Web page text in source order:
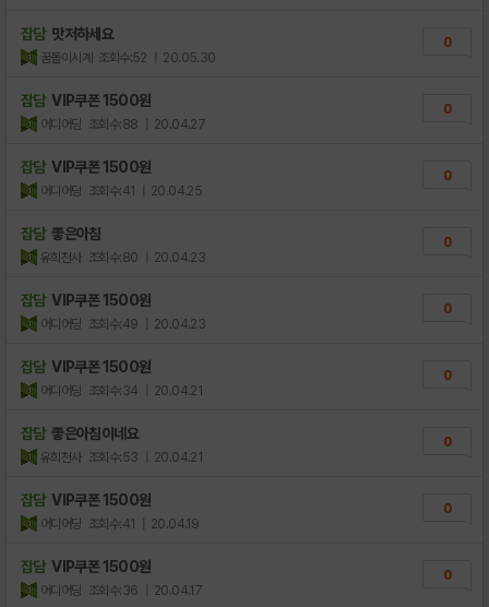
잡담 맛저하세요
꿈돌이시계 조회수:52 | 20.05.30
0
잡담 VIP쿠폰 1500원
어디어딩 조회수:88 | 20.04.27
0
잡담 VIP쿠폰 1500원
어디어딩 조회수:41 | 20.04.25
0
잡담 좋은아침
유희천사 조회수:80 | 20.04.23
0
잡담 VIP쿠폰 1500원
어디어딩 조회수:49 | 20.04.23
0
잡담 VIP쿠폰 1500원
어디어딩 조회수:34 | 20.04.21
0
잡담 좋은아침이네요
유희천사 조회수:53 | 20.04.21
0
잡담 VIP쿠폰 1500원
어디어딩 조회수:41 | 20.04.19
0
잡담 VIP쿠폰 1500원
어디어딩 조회수:36 | 20.04.17
0